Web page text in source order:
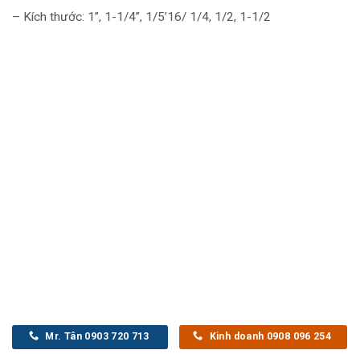
– Kích thước: 1”, 1-1/4”, 1/5’16/ 1/4, 1/2, 1-1/2
Mr. Tân 0903 720 713 Kinh doanh 0908 096 254